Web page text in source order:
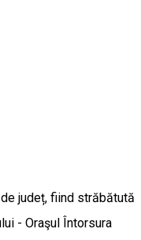
județ, fiind străbătută
- Oraşul Întorsura